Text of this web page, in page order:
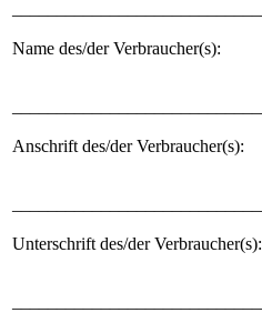
Name des/der Verbraucher(s):
Anschrift des/der Verbraucher(s):
Unterschrift des/der Verbraucher(s):